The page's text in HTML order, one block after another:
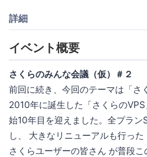
詳細
イベント概要
さくらのみんな会議（仮）＃２
前回に続き、今回のテーマは「さ
2010年に誕生した「さくらの
始10年目を迎えました。全プラ
し、 大きなリニューアルも行った
さくらユーザーの皆さん が普段